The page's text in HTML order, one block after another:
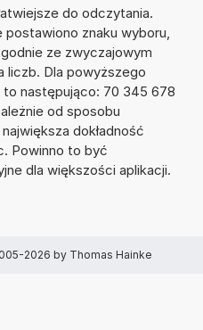
do odczytania.
znaku wyboru,
ze zwyczajowym
liczb. Dla powyższego
to następująco: 70 345 678
od sposobu
dokładność
Powinno to być
dla większości aplikacji.
2026 by Thomas Hainke